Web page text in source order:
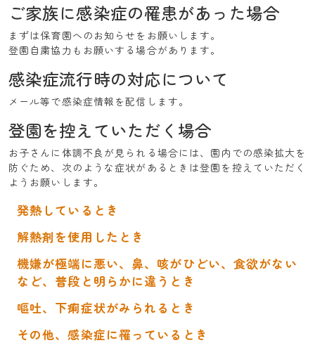
お問い合わせ
ご家族に感染症の罹患があった場合
まずは保育園へのお知らせをお願いします。
登園自粛協力もお願いする場合があります。
感染症流行時の対応について
メール等で感染症情報を配信します。
登園を控えていただく場合
お子さんに体調不良が見られる場合には、園内での感染拡大を
防ぐため、次のような症状があるときは登園を控えていただく
ようお願いします。
発熱しているとき
解熱剤を使用したとき
機嫌が極端に悪い、鼻、咳がひどい、食欲がない
など、普段と明らかに違うとき
嘔吐、下痢症状がみられるとき
その他、感染症に罹っているとき